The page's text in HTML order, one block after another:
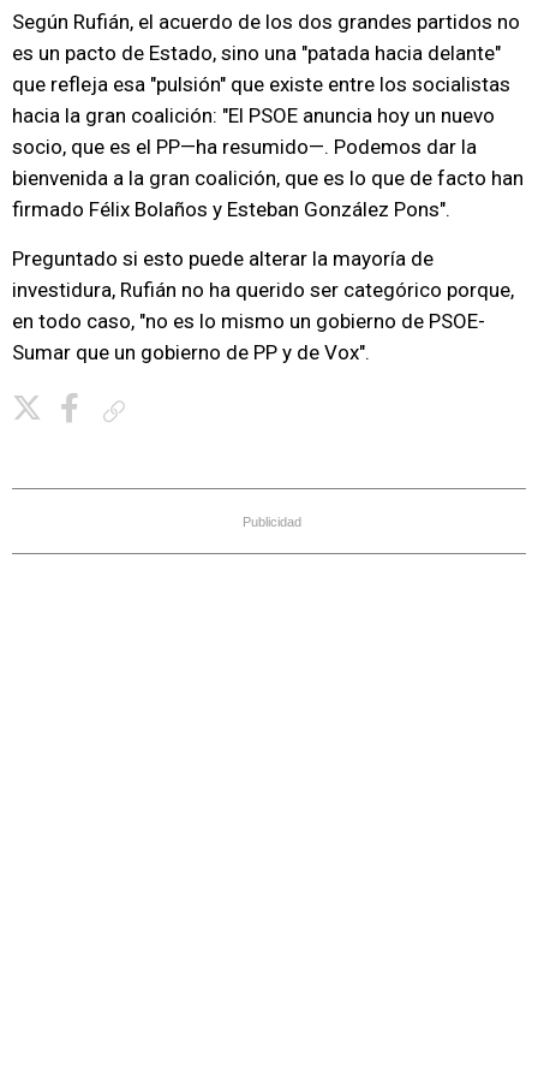
Según Rufián, el acuerdo de los dos grandes partidos no
es un pacto de Estado, sino una "patada hacia delante"
que refleja esa "pulsión" que existe entre los socialistas
hacia la gran coalición: "El PSOE anuncia hoy un nuevo
socio, que es el PP—ha resumido—. Podemos dar la
bienvenida a la gran coalición, que es lo que de facto han
firmado Félix Bolaños y Esteban González Pons".
Preguntado si esto puede alterar la mayoría de
investidura, Rufián no ha querido ser categórico porque,
en todo caso, "no es lo mismo un gobierno de PSOE-
Sumar que un gobierno de PP y de Vox".
Publicidad